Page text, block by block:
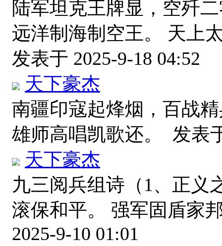
陆军坦克王牌显，空歼
远洋制海制空王。 天上
发表于 2025-9-18 04:52
天下豪杰
南疆印寇起烽烟，百战
雄师高唱凯歌还。 发表
天下豪杰
九三阅兵组诗（1、正义
滚保和平。 强军固盾家
2025-9-10 01:01